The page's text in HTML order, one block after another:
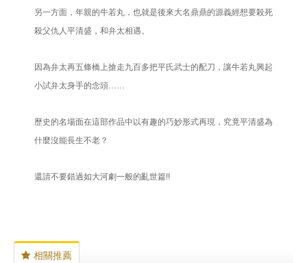
另一方面，年親的牛若丸，也就是後來大名鼎鼎的源義經想要殺死
殺父仇人平清盛，和弁太相遇。
因為弁太再五條橋上搶走九百多把平氏武士的配刀，讓牛若丸興起
小試弁太身手的念頭……
歷史的名場面在這部作品中以有趣的巧妙形式再現，究竟平清盛為
什麼沒能長生不老？
還請不要錯過如大河劇一般的亂世篇!!
相關推薦